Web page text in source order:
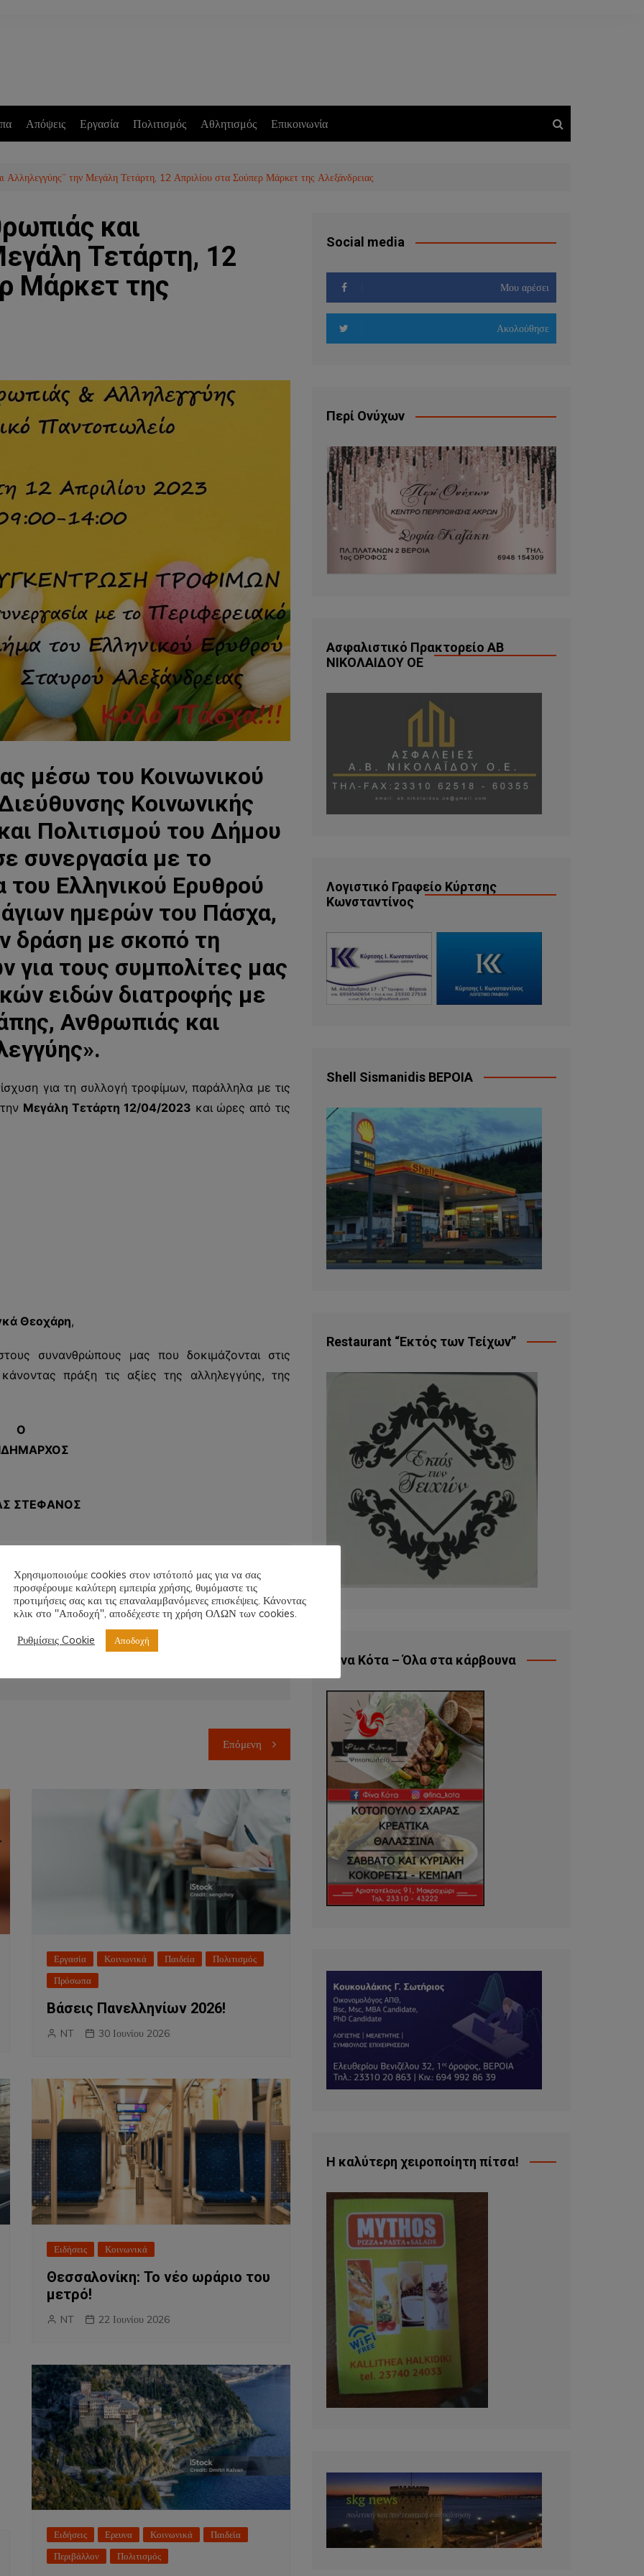
Απόψεις Εργασία Πολιτισμός Αθλητισμός Επικοινωνία
Αλληλεγγύης” την Μεγάλη Τετάρτη, 12 Απριλίου στα Σούπερ Μάρκετ της Αλεξάνδρειας
και
Τετάρτη, 12
Μάρκετ της
μέσω του Κοινωνικού
Κοινωνικής
Πολιτισμού του Δήμου
συνεργασία με το
Ελληνικού Ερυθρού
ημερών του Πάσχα,
δράση με σκοπό τη
για τους συμπολίτες μας
ειδών διατροφής με
Ανθρωπιάς και
για τη συλλογή τροφίμων, παράλληλα με τις
Μεγάλη Τετάρτη 12/04/2023 και ώρες από τις
Θεοχάρη,
συνανθρώπους μας που δοκιμάζονται στις
πράξη τις αξίες της αλληλεγγύης, της
Ο
ΣΤΕΦΑΝΟΣ
Επόμενη
Εργασία Κοινωνικά Παιδεία
Πολιτισμός
Πρόσωπα
Βάσεις Πανελληνίων 2026!
NT 30 Ιουνίου 2026
Ειδήσεις Κοινωνικά
Θεσσαλονίκη: Το νέο ωράριο του
μετρό!
NT 22 Ιουνίου 2026
Ειδήσεις Ερευνα Κοινωνικά
Παιδεία
Περιβάλλον
Πολιτισμός
Social media
Μου αρέσει
Ακολούθησε
Περί Ονύχων
Ασφαλιστικό Πρακτορείο ΑΒ
ΝΙΚΟΛΑΙΔΟΥ ΟΕ
Λογιστικό Γραφείο Κύρτσης
Κωνσταντίνος
Shell Sismanidis ΒΕΡΟΙΑ
Restaurant “Εκτός των Τείχων”
Φίνα Κότα – Όλα στα κάρβουνα
Η καλύτερη χειροποίητη πίτσα!
Χρησιμοποιούμε cookies στον ιστότοπό μας για να σας
προσφέρουμε καλύτερη εμπειρία χρήσης, θυμόμαστε τις
προτιμήσεις σας και τις επαναλαμβανόμενες επισκέψεις. Κάνοντας
κλικ στο "Αποδοχή", αποδέχεστε τη χρήση ΟΛΩΝ των cookies.
Ρυθμίσεις Cookie
Αποδοχή